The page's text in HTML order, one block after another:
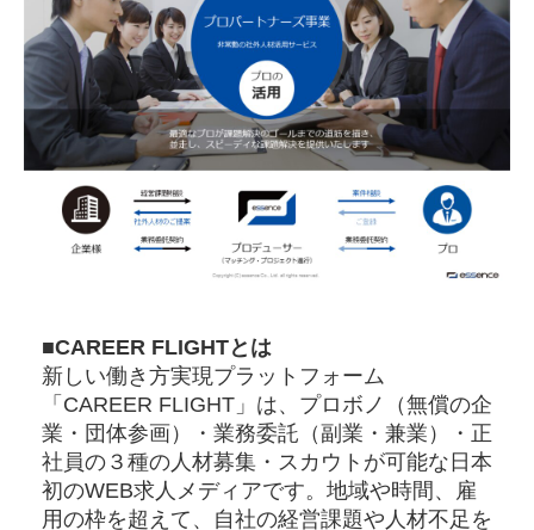
■CAREER FLIGHTとは
新しい働き方実現プラットフォーム
「CAREER FLIGHT」は、プロボノ（無償の企
業・団体参画）・業務委託（副業・兼業）・正
社員の３種の人材募集・スカウトが可能な日本
初のWEB求人メディアです。地域や時間、雇
用の枠を超えて、自社の経営課題や人材不足を